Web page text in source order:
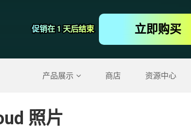
促销在 1 天后结束
促销在 1 天后结束 立即购买
产品展示 商店 资源中心
屏幕录影大师
照片